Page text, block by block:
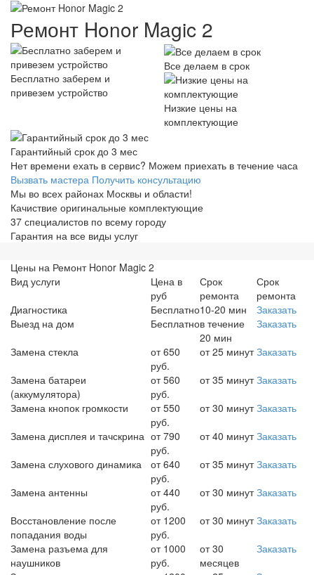
Ремонт Honor Magic 2
Бесплатно заберем и
привезем устройство
Все делаем в срок
Низкие цены на
комплектующие
Гарантийный срок до 3 мес
Нет времени ехать в сервис? Можем приехать в течение часа
Вызвать мастера Получить консультацию
Мы во всех районах Москвы и области!
Качиствие оригинальные комплектующие
37 специалистов по всему городу
Гарантия на все виды услуг
Цены на Ремонт Honor Magic 2
Вид услуги
Цена в
руб
Срок
ремонта
Срок
ремонта
Диагностика
Бесплатно10-20 мин
Заказать
Выезд на дом
Бесплатнов течение
20 мин
Заказать
Замена стекла
от 650
руб.
от 25 минут Заказать
Замена батареи
(аккумулятора)
от 560
руб.
от 35 минут Заказать
Замена кнопок громкости
от 550
руб.
от 30 минут Заказать
Замена дисплея и тачскрина от 790
руб.
от 40 минут Заказать
Замена слухового динамика
от 640
руб.
от 35 минут Заказать
Замена антенны
от 440
руб.
от 30 минут Заказать
Восстановление после
попадания воды
от 1200
руб.
от 30 минут Заказать
Замена разъема для
наушников
от 1000
руб.
от 30
месяцев
Заказать